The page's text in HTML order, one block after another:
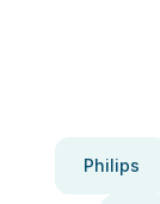
Philips